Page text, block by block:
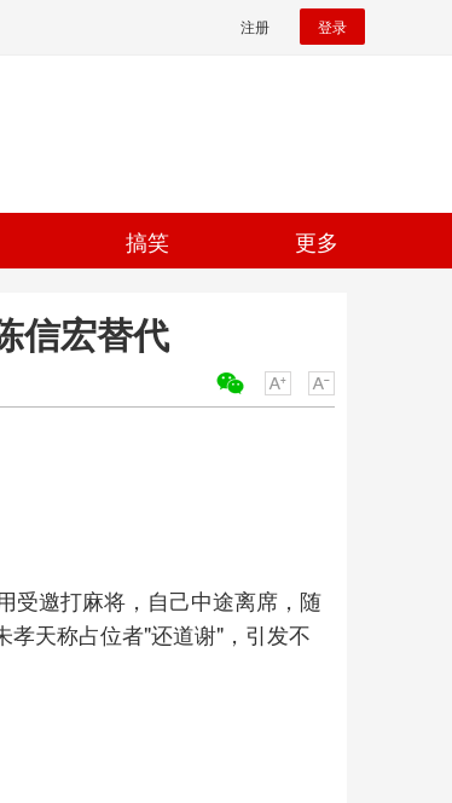
注册 登录
搞笑 更多
信宏替代
受邀打麻将，自己中途离席，随
孝天称占位者"还道谢"，引发不